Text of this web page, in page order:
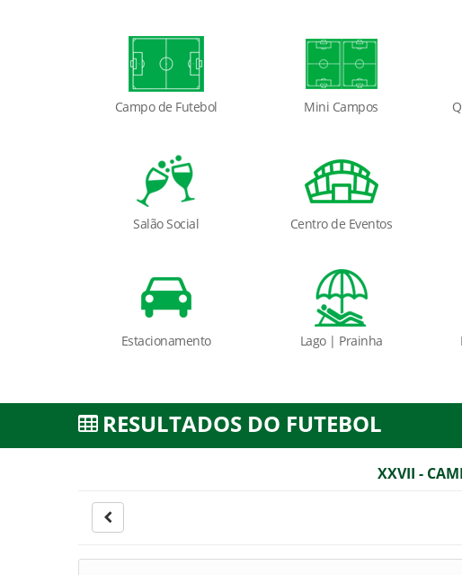
Campo de Futebol Mini Campos
Salão Social Centro de Eventos
Estacionamento Lago | Prainha
RESULTADOS DO FUTEBOL
XXVII -